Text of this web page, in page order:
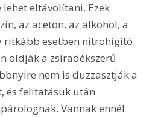
lehet eltávolítani. Ezek
az aceton, az alkohol, a
ritkább esetben nitrohígító.
oldják a zsiradékszerű
nem is duzzasztják a
és felitatásuk után
Vannak ennél